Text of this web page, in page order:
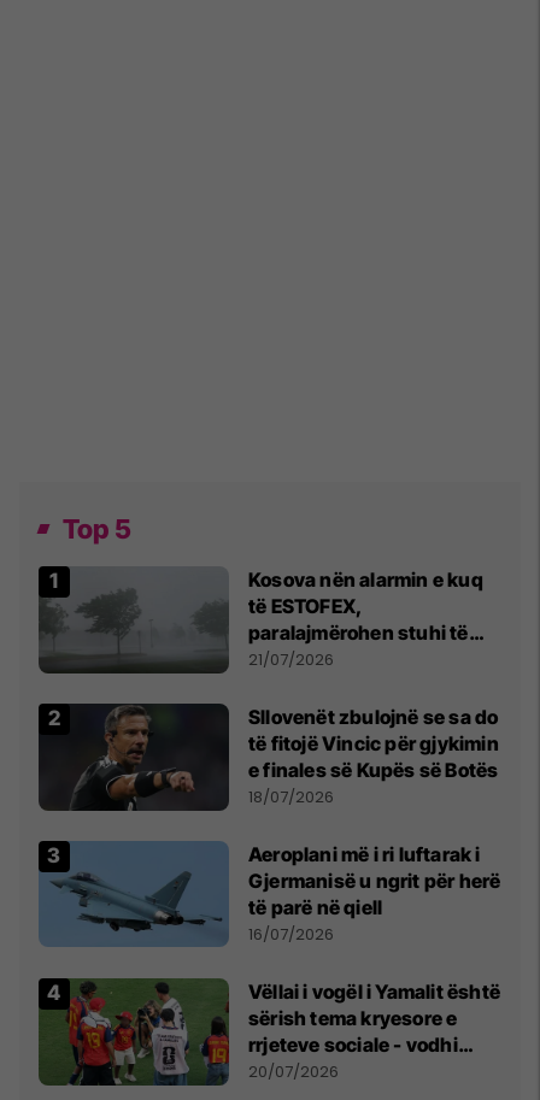
Top 5
Kosova nën alarmin e kuq
të ESTOFEX,
paralajmërohen stuhi të
fuqishme me breshër dhe
21/07/2026
Sllovenët zbulojnë se sa do
të fitojë Vincic për gjykimin
e finales së Kupës së Botës
18/07/2026
Aeroplani më i ri luftarak i
Gjermanisë u ngrit për herë
të parë në qiell
16/07/2026
Vëllai i vogël i Yamalit është
sërish tema kryesore e
rrjeteve sociale - vodhi
vëmendjen pas finales së
20/07/2026